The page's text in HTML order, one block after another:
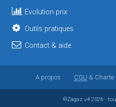
Evolution prix
Outils pratiques
Contact & aide
A propos CGU & Charte
©Zagaz v4 2026 -